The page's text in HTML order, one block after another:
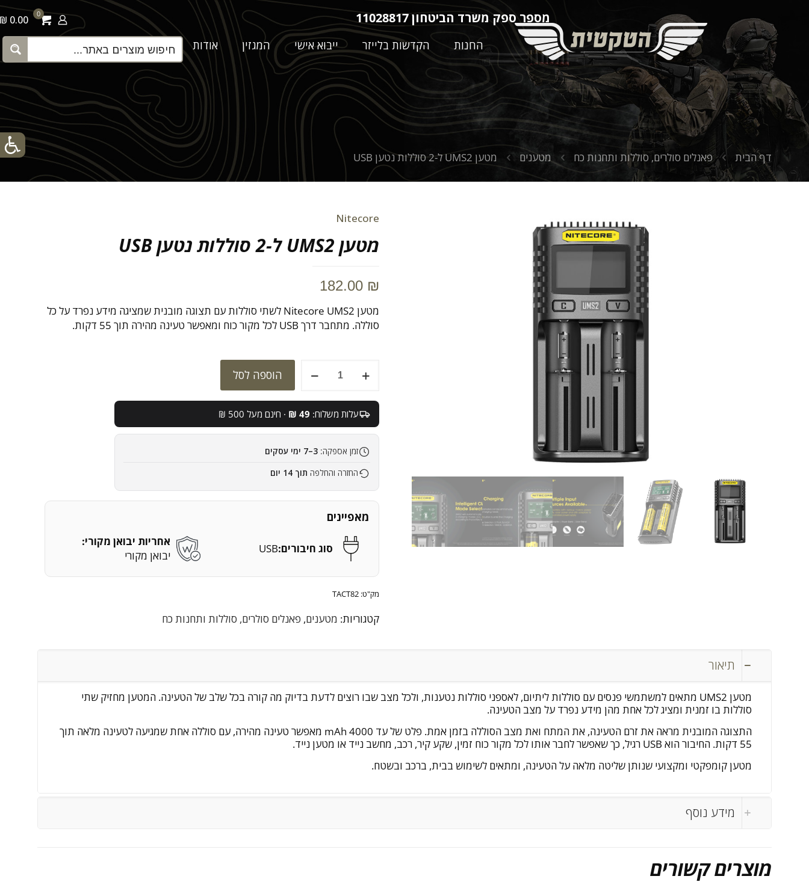
מספר ספק משרד הביטחון 11028817
החנות הקדשות בלייזר ייבוא אישי המגזין אודות צור קשר
0
0.00 ₪
דף הבית פאנלים סולרים, סוללות ותחנות כח מטענים מטען UMS2 ל-2 סוללות נטען USB
Nitecore
מטען UMS2 ל-2 סוללות נטען USB
182.00 ₪
מטען Nitecore UMS2 לשתי סוללות עם תצוגה מובנית שמציגה מידע נפרד על כל
סוללה. מתחבר דרך USB לכל מקור כוח ומאפשר טעינה מהירה תוך 55 דקות.
של
UMS2
ל-2
סוללות
נטען
USB
הוספה לסל
עלות משלוח: 49 ₪ · חינם מעל 500 ₪
זמן אספקה: 3–7 ימי עסקים
החזרה והחלפה תוך 14 יום
מאפיינים
סוג חיבורים:USB
אחריות יבואן מקורי:
יבואן מקורי
מק"ט: TACT82
קטגוריות: מטענים, פאנלים סולרים, סוללות ותחנות כח
תיאור
מטען UMS2 מתאים למשתמשי פנסים עם סוללות ליתיום, לאספני סוללות נטענות, ולכל מצב שבו רוצים לדעת בדיוק מה קורה בכל שלב של הטעינה. המטען מחזיק שתי
סוללות בו זמנית ומציג לכל אחת מהן מידע נפרד על מצב הטעינה.
התצוגה המובנית מראה את זרם הטעינה, את המתח ואת מצב הסוללה בזמן אמת. פלט של עד 4000 mAh מאפשר טעינה מהירה, עם סוללה אחת שמגיעה לטעינה מלאה תוך
55 דקות. החיבור הוא USB רגיל, כך שאפשר לחבר אותו לכל מקור כוח זמין, שקע קיר, רכב, מחשב נייד או מטען נייד.
מטען קומפקטי ומקצועי שנותן שליטה מלאה על הטעינה, ומתאים לשימוש בבית, ברכב ובשטח.
מידע נוסף
מוצרים קשורים